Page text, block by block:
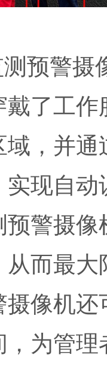
预警摄
了工
域，并
现自
警摄
从而最
摄像机
为管